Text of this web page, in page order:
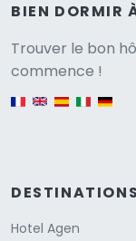
BIEN DORMIR
Trouver le bon
commence !
English version
DESTINATIONS
Hotel Agen